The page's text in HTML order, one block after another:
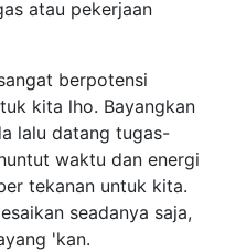
atau pekerjaan
berpotensi
kita lho. Bayangkan
lalu datang tugas-
waktu dan energi
tekanan untuk kita.
seadanya saja,
'kan.